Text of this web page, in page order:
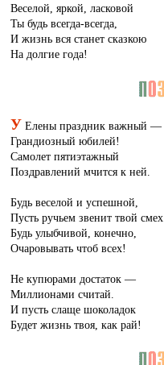
Веселой, яркой, ласковой
Ты будь всегда-всегда,
И жизнь вся станет сказкою
На долгие года!
У Елены праздник важный —
Грандиозный юбилей!
Самолет пятиэтажный
Поздравлений мчится к ней.
Будь веселой и успешной,
Пусть ручьем звенит твой смех.
Будь улыбчивой, конечно,
Очаровывать чтоб всех!
Не купюрами достаток —
Миллионами считай.
И пусть слаще шоколадок
Будет жизнь твоя, как рай!